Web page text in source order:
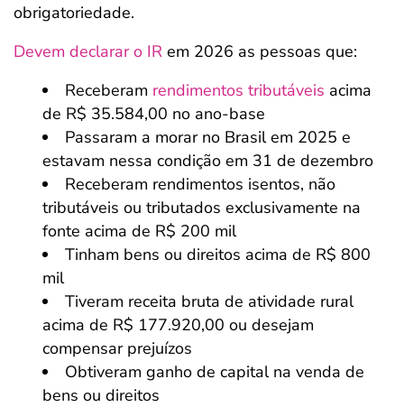
obrigatoriedade.
Devem declarar o IR em 2026 as pessoas que:
Receberam rendimentos tributáveis acima
de R$ 35.584,00 no ano-base
Passaram a morar no Brasil em 2025 e
estavam nessa condição em 31 de dezembro
Receberam rendimentos isentos, não
tributáveis ou tributados exclusivamente na
fonte acima de R$ 200 mil
Tinham bens ou direitos acima de R$ 800
mil
Tiveram receita bruta de atividade rural
acima de R$ 177.920,00 ou desejam
compensar prejuízos
Obtiveram ganho de capital na venda de
bens ou direitos